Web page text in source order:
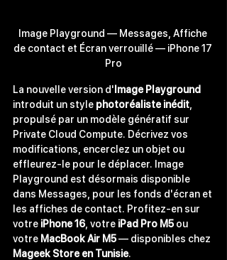
Image Playground — Messages, Affiche
de contact et Écran verrouillé — iPhone 17
Pro
La nouvelle version d'Image Playground
introduit un style photoréaliste inédit
propulsé par un modèle génératif sur
Private Cloud Compute. Décrivez vos
modifications, encerclez un objet ou
effleurez-le pour le déplacer. Image
Playground est désormais disponible
dans Messages, pour les fonds d'écran et
les affiches de contact. Profitez-en sur
votre iPhone 16 , votre iPad Pro M5 ou
votre MacBook Air M5 — disponibles chez
Mageek Store en Tunisie.